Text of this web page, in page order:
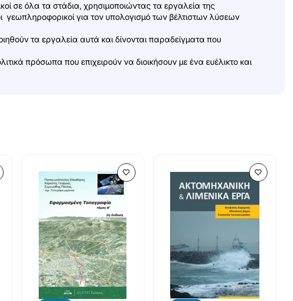
σε όλα τα στάδια, χρησιμοποιώντας τα εργαλεία της
για τον υπολογισμό των βέλτιστων λύσεων
τα εργαλεία αυτά και δίνονται παραδείγματα που
πρόσωπα που επιχειρούν να διοικήσουν με ένα ευέλικτο και